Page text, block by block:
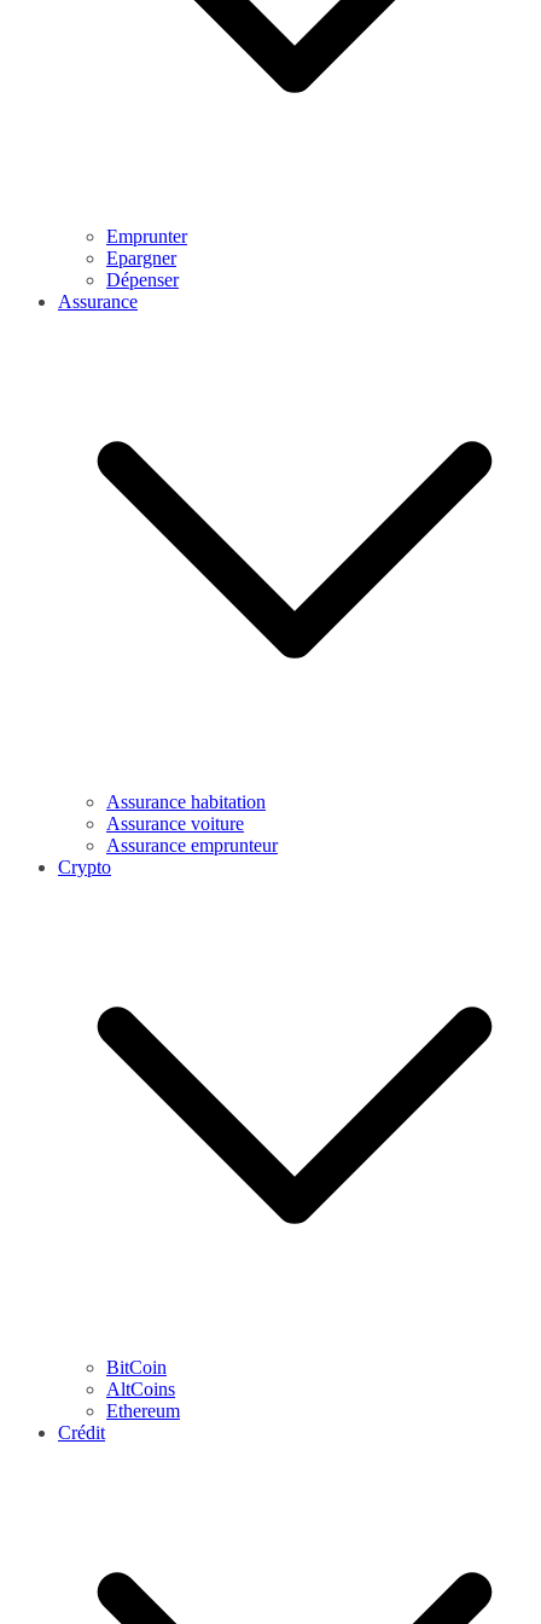
Emprunter
Epargner
Dépenser
Assurance
Assurance habitation
Assurance voiture
Assurance emprunteur
Crypto
BitCoin
AltCoins
Ethereum
Crédit